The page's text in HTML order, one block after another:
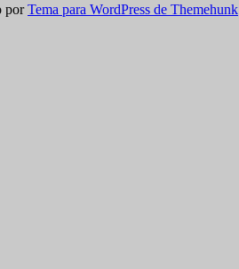
por Tema para WordPress de Themehunk